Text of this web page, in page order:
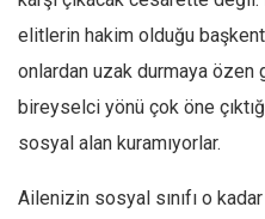
Ömer Kayani
Yusuf Armağan
Hasanali Yıldırım
Leyla Şerif Emin
Mehmet Ali Tekin
elitlerin hakim olduğu
onlardan uzak durmaya özen
bireyselci yönü çok öne
sosyal alan kuramıyorlar.
Ailenizin sosyal sınıfı o